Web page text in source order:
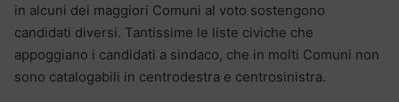
in alcuni dei maggiori Comuni al voto sostengono
candidati diversi. Tantissime le liste civiche che
appoggiano i candidati a sindaco, che in molti Comuni non
sono catalogabili in centrodestra e centrosinistra.